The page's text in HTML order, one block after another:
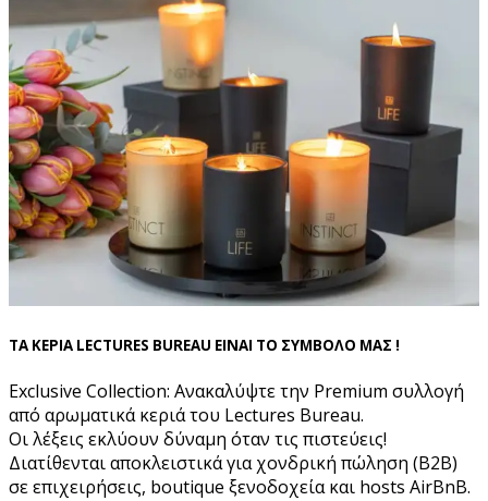
ΤΑ ΚΕΡΙΑ LECTURES BUREAU ΕΙΝΑΙ ΤΟ ΣΥΜΒΟΛΟ ΜΑΣ !
Exclusive Collection: Ανακαλύψτε την Premium συλλογή
από αρωματικά κεριά του Lectures Bureau.
Οι λέξεις εκλύουν δύναμη όταν τις πιστεύεις!
Διατίθενται αποκλειστικά για χονδρική πώληση (B2B)
σε επιχειρήσεις, boutique ξενοδοχεία και hosts AirBnB.